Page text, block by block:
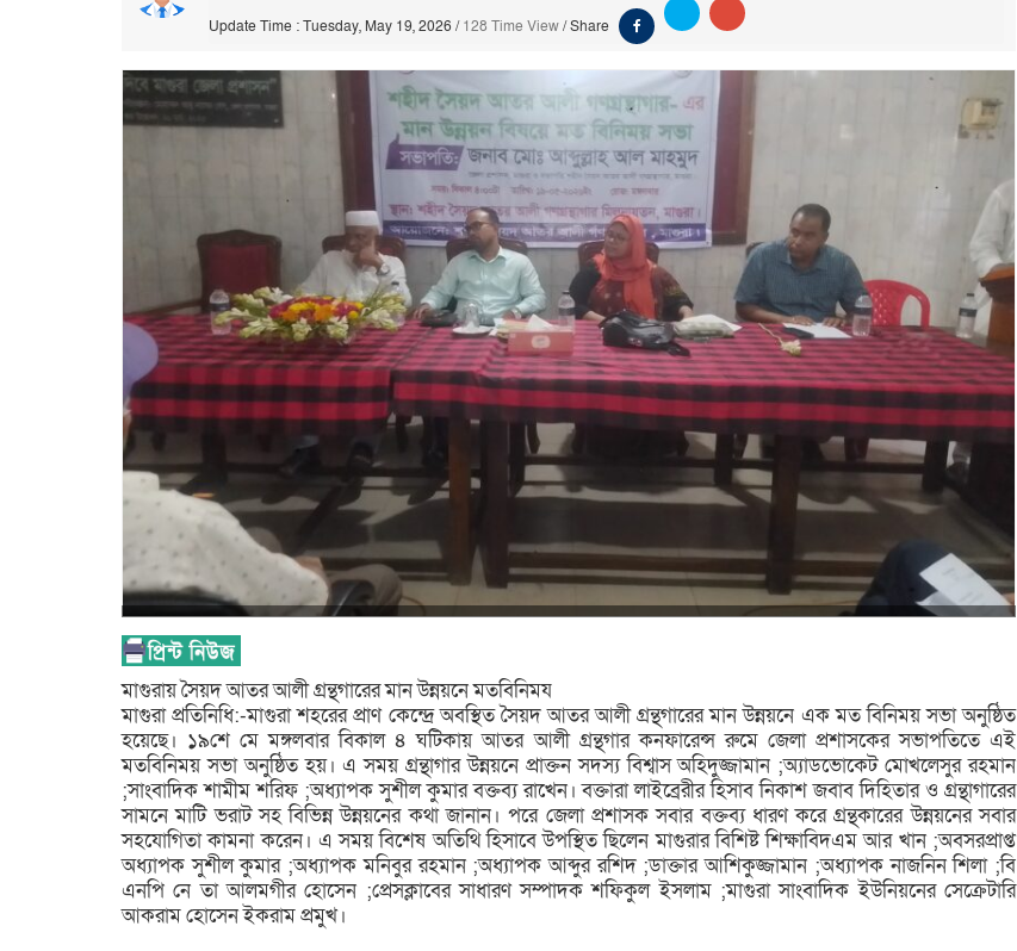
Update Time : Tuesday, May 19, 2026 /128 Time View/Share
মাগুরায় সৈয়দ আতর আলী গ্রন্থগারের মান উন্নয়নে মতবিনিময
মাগুরা প্রতিনিধি:-মাগুরা শহরের প্রাণ কেন্দ্রে অবস্থিত সৈয়দ আতর আলী গ্রন্থগারের মান উন্নয়নে এক মত বিনিময় সভা অনুষ্ঠিত
হয়েছে। ১৯শে মে মঙ্গলবার বিকাল ৪ ঘটিকায় আতর আলী গ্রন্থগার কনফারেন্স রুমে জেলা প্রশাসকের সভাপতিতে এই
মতবিনিময় সভা অনুষ্ঠিত হয়। এ সময় গ্রন্থাগার উন্নয়নে প্রাক্তন সদস্য বিশ্বাস অহিদুজ্জামান ;অ্যাডভোকেট মোখলেসুর রহমান
;সাংবাদিক শামীম শরিফ ;অধ্যাপক সুশীল কুমার বক্তব্য রাখেন। বক্তারা লাইব্রেরীর হিসাব নিকাশ জবাব দিহিতার ও গ্রন্থাগারের
সামনে মাটি ভরাট সহ বিভিন্ন উন্নয়নের কথা জানান। পরে জেলা প্রশাসক সবার বক্তব্য ধারণ করে গ্রন্থকারের উন্নয়নের সবার
সহযোগিতা কামনা করেন। এ সময় বিশেষ অতিথি হিসাবে উপস্থিত ছিলেন মাগুরার বিশিষ্ট শিক্ষাবিদএম আর খান ;অবসরপ্রাপ্ত
অধ্যাপক সুশীল কুমার ;অধ্যাপক মনিবুর রহমান ;অধ্যাপক আব্দুর রশিদ ;ডাক্তার আশিকুজ্জামান ;অধ্যাপক নাজনিন শিলা ;বি
এনপি নে তা আলমগীর হোসেন ;প্রেসক্লাবের সাধারণ সম্পাদক শফিকুল ইসলাম ;মাগুরা সাংবাদিক ইউনিয়নের সেক্রেটারি
আকরাম হোসেন ইকরাম প্রমুখ।